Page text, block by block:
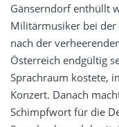
Gänserndorf enthüllt
Militärmusiker bei der
nach der
Österreich endgültig
Sprachraum kostete,
Konzert. Danach
Schimpfwort für die